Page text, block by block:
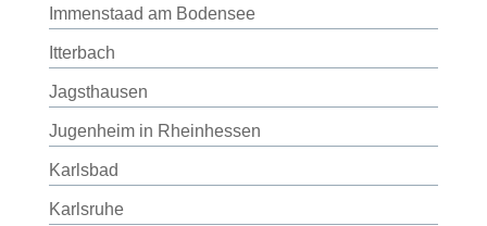
Immenstaad am Bodensee
Itterbach
Jagsthausen
Jugenheim in Rheinhessen
Karlsbad
Karlsruhe